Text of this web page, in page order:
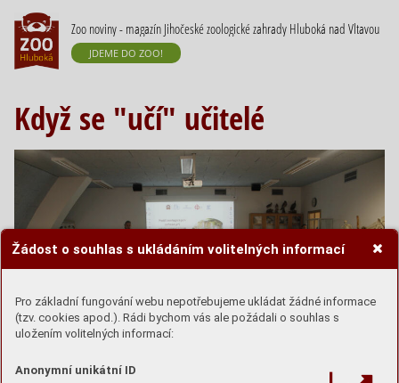
Žádost o souhlas s ukládáním volitelných informací
Pro základní fungování webu nepotřebujeme ukládat žádné informace
(tzv. cookies apod.). Rádi bychom vás ale požádali o souhlas s
uložením volitelných informací:
Anonymní unikátní ID
Zoo noviny - magazín Jihočeské zoologické zahrady Hluboká nad Vltavou
JDEME DO ZOO!
Když se "učí" učitelé